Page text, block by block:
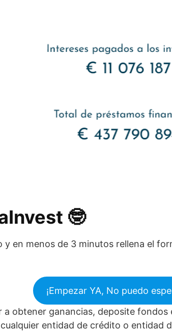
🤓​
y en menos de 3 minutos rellena el
¡Empezar YA, No puedo
a obtener ganancias, deposite
entidad de crédito o entidad